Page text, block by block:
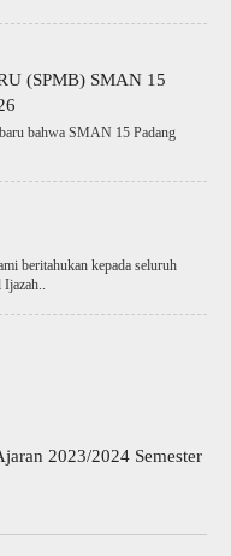
(SPMB) SMAN 15
bahwa SMAN 15 Padang
beritahukan kepada seluruh
2023/2024 Semester